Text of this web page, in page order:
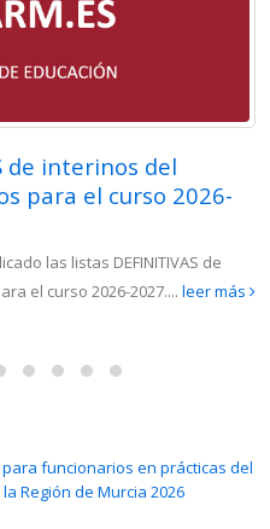
de interinos del
para el curso 2026-
las listas DEFINITIVAS de
el curso 2026-2027.... leer más
funcionarios en prácticas del
Región de Murcia 2026